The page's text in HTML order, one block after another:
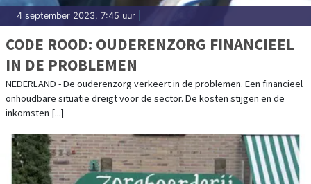
4 september 2023, 7:45 uur
CODE ROOD: OUDERENZORG FINANCIEEL
IN DE PROBLEMEN
NEDERLAND - De ouderenzorg verkeert in de problemen. Een financieel
onhoudbare situatie dreigt voor de sector. De kosten stijgen en de
inkomsten [...]